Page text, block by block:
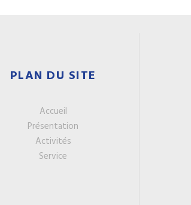
PLAN DU SITE
Accueil
Présentation
Activités
Service